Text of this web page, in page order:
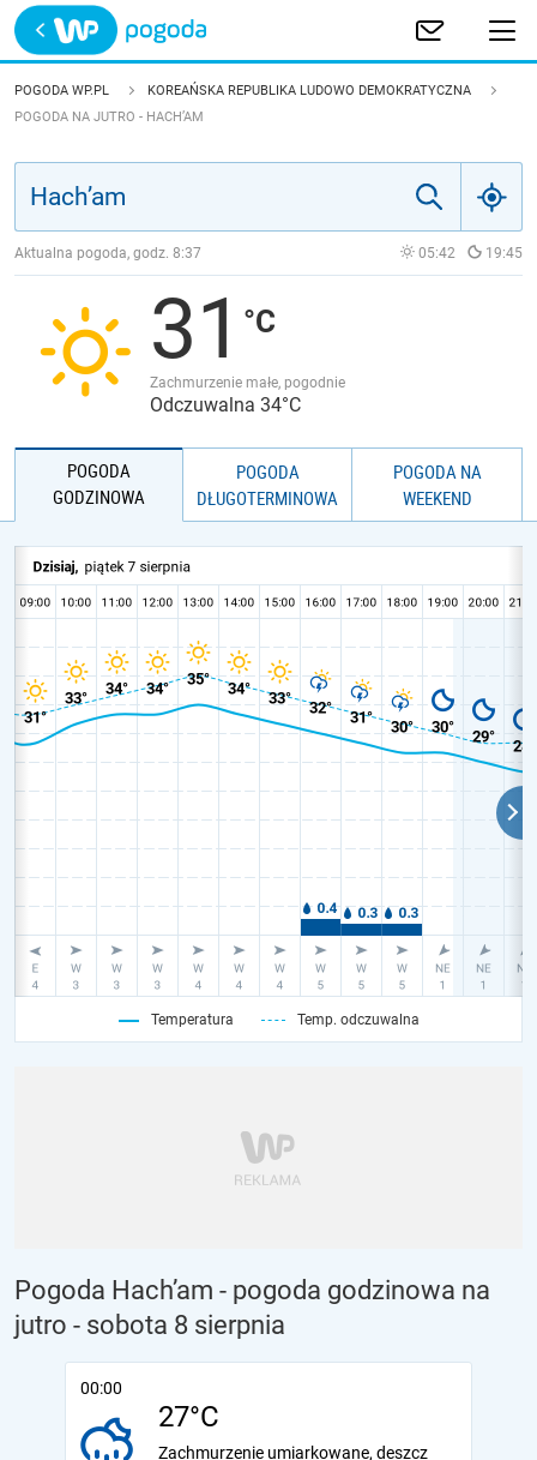
Trwa ładowanie
POLSKA
JAKOŚĆ POWIETRZA
POGODA WP.PL
KOREAŃSKA REPUBLIKA LUDOWO DEMOKRATYCZNA
POGODA NA JUTRO - HACH’AM
Aktualna pogoda, godz. 8:37 05:42 19:45
31
Zachmurzenie małe, pogodnie
Odczuwalna 34°C
POGODA
GODZINOWA
POGODA
DŁUGOTERMINOWA
POGODA NA
WEEKEND
Temperatura Temp. odczuwalna
Pogoda Hach’am - pogoda godzinowa na
jutro - sobota 8 sierpnia
00:00
27°C
Zachmurzenie umiarkowane, deszcz